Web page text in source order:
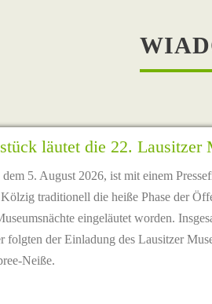
läutet die 22. Lausitzer
5. August 2026, ist mit einem
traditionell die heiße Phase der
eingeläutet worden.
folgten der Einladung des Lausitzer
Neiße.